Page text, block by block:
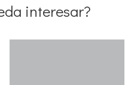
interesar?